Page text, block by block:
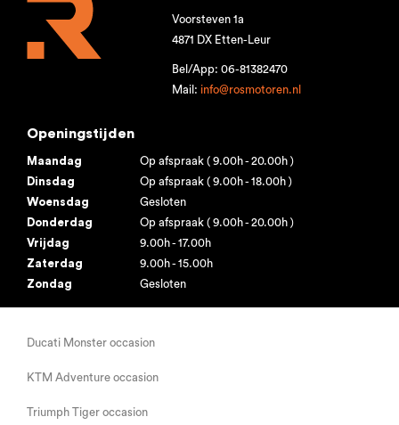
Voorsteven 1a
4871 DX Etten-Leur
Bel/App: 06-81382470
Mail:info@rosmotoren.nl
Openingstijden
Maandag
Op afspraak ( 9.00h - 20.00h )
Dinsdag
Op afspraak ( 9.00h - 18.00h )
Woensdag
Gesloten
Donderdag
Op afspraak ( 9.00h - 20.00h )
Vrijdag
9.00h - 17.00h
Zaterdag
9.00h - 15.00h
Zondag
Gesloten
Ducati Monster occasion
KTM Adventure occasion
Triumph Tiger occasion